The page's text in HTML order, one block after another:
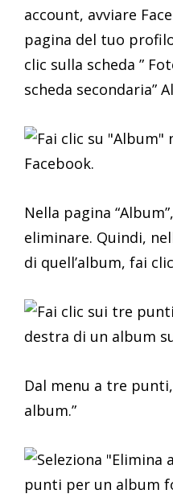
account, avviare
pagina del tuo
clic sulla scheda ”
scheda secondaria”
Nella pagina
eliminare. Quindi,
di quell’album, fai
Dal menu a tre
album.”